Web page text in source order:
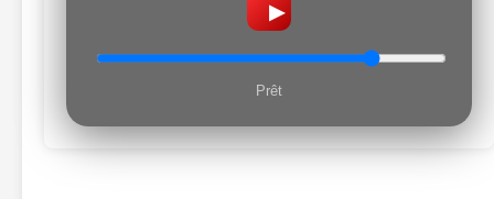
▶
Prêt